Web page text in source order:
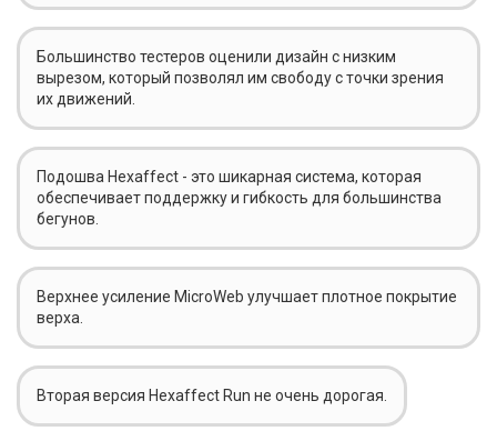
Большинство тестеров оценили дизайн с низким
вырезом, который позволял им свободу с точки зрения
их движений.
Подошва Hexaffect - это шикарная система, которая
обеспечивает поддержку и гибкость для большинства
бегунов.
Верхнее усиление MicroWeb улучшает плотное покрытие
верха.
Вторая версия Hexaffect Run не очень дорогая.